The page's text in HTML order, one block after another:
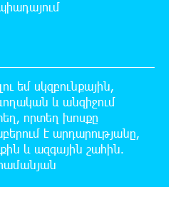
թիվը շուրջ 7
է
ն հարձակվել է Լիբանանում
ի հրամանատարական կետերի
եմ սկզբունքային,
և անզիջում
որտեղ խոսքը
է արդարությանը,
և ազգային շահին.